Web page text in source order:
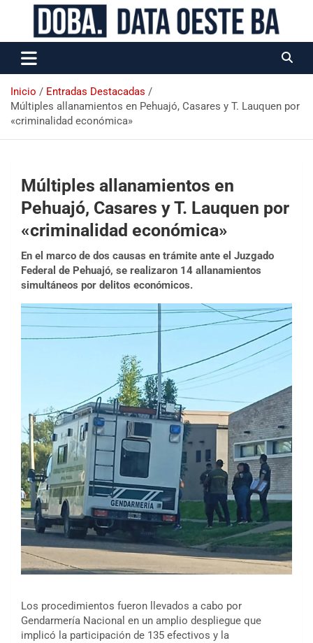
Data Oeste BA
Inicio
Entradas Destacadas
Múltiples allanamientos en Pehuajó, Casares y T. Lauquen por
«criminalidad económica»
Múltiples allanamientos en
Pehuajó, Casares y T. Lauquen por
«criminalidad económica»
En el marco de dos causas en trámite ante el Juzgado
Federal de Pehuajó, se realizaron 14 allanamientos
simultáneos por delitos económicos.
Los procedimientos fueron llevados a cabo por
Gendarmería Nacional en un amplio despliegue que
implicó la participación de 135 efectivos y la